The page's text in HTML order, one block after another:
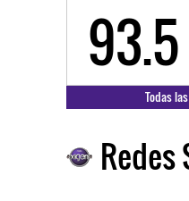
93.5
Todas
Redes